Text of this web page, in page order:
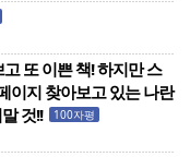
또 이쁜 책! 하지만 스
이지 찾아보고 있는 나란
것!!
100자평